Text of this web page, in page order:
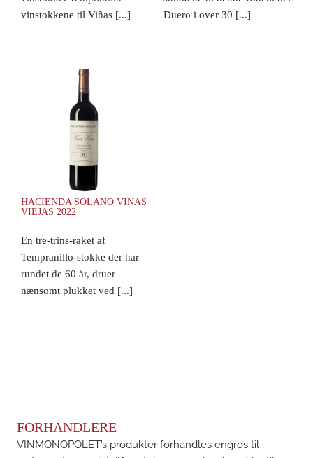
vinstokkene til Viñas [...]
Duero i over 30 [...]
HACIENDA SOLANO VINAS
VIEJAS 2022
En tre-trins-raket af
Tempranillo-stokke der har
rundet de 60 år, druer
nænsomt plukket ved [...]
FORHANDLERE
VINMONOPOLET’s produkter forhandles engros til